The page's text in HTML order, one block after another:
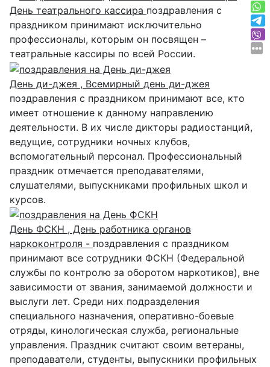
День театрального кассира поздравления с
праздником принимают исключительно
профессионалы, которым он посвящен –
театральные кассиры по всей России.
День ди-джея , Всемирный день ди-джея
поздравления с праздником принимают все, кто
имеет отношение к данному направлению
деятельности. В их числе дикторы радиостанций,
ведущие, сотрудники ночных клубов,
вспомогательный персонал. Профессиональный
праздник отмечается преподавателями,
слушателями, выпускниками профильных школ и
курсов.
День ФСКН , День работника органов
наркоконтроля - поздравления с праздником
принимают все сотрудники ФСКН (Федеральной
службы по контролю за оборотом наркотиков), вне
зависимости от звания, занимаемой должности и
выслуги лет. Среди них подразделения
специального назначения, оперативно-боевые
отряды, кинологическая служба, региональные
управления. Праздник считают своим ветераны,
преподаватели, студенты, выпускники профильных